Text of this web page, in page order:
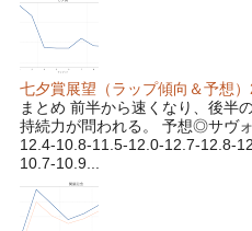
七夕賞展望（ラップ傾向＆予想
まとめ 前半から速くなり、後半
持続力が問われる。 予想◎サヴ
12.4-10.8-11.5-12.0-12.7-12.8-
10.7-10.9...